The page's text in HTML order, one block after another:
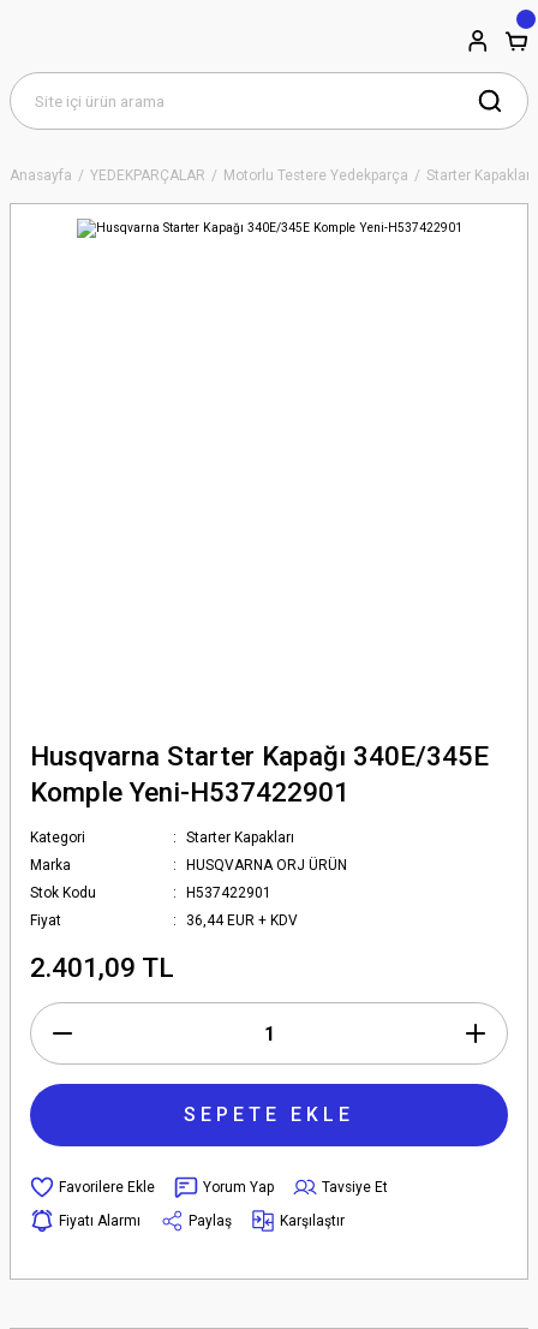
Anasayfa YEDEKPARÇALAR Motorlu Testere Yedekparça Starter Kapakları
Husqvarna Starter Kapağı 340E/345E
Komple Yeni-H537422901
Kategori
Starter Kapakları
Marka
HUSQVARNA ORJ ÜRÜN
Stok Kodu
H537422901
Fiyat
36,44 EUR + KDV
2.401,09 TL
SEPETE EKLE
Yorum Yap
Tavsiye Et
Fiyatı Alarmı
Paylaş Karşılaştır